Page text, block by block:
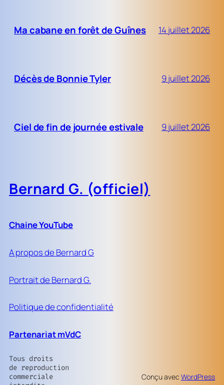
Ma cabane en forêt de Guînes 14 juillet 2026
Décès de Bonnie Tyler 9 juillet 2026
Ciel de fin de journée estivale 9 juillet 2026
Bernard G. (officiel)
Chaine YouTube
A propos de Bernard G
Portrait de Bernard G.
Politique de confidentialité
Partenariat mVdC
Tous droits
de reproduction
commerciale
Conçu avec WordPress